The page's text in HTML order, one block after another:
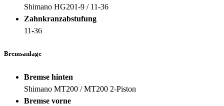
Shimano HG201-9 / 11-36
Zahnkranzabstufung
11-36
Bremsanlage
Bremse hinten
Shimano MT200 / MT200 2-Piston
Bremse vorne